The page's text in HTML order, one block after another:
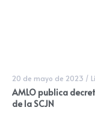
20 de mayo de 2023 /
AMLO publica
de la SCJN